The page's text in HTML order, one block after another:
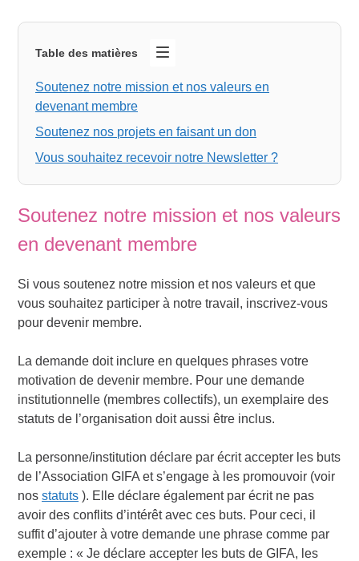
Table des matières
Soutenez notre mission et nos valeurs en
devenant membre
Soutenez nos projets en faisant un don
Vous souhaitez recevoir notre Newsletter ?
Soutenez notre mission et nos valeurs
en devenant membre
Si vous soutenez notre mission et nos valeurs et que
vous souhaitez participer à notre travail, inscrivez-vous
pour devenir membre.
La demande doit inclure en quelques phrases votre
motivation de devenir membre. Pour une demande
institutionnelle (membres collectifs), un exemplaire des
statuts de l’organisation doit aussi être inclus.
La personne/institution déclare par écrit accepter les buts
de l’Association GIFA et s’engage à les promouvoir (voir
nosstatuts ). Elle déclare également par écrit ne pas
avoir des conflits d’intérêt avec ces buts. Pour ceci, il
suffit d’ajouter à votre demande une phrase comme par
exemple : « Je déclare accepter les buts de GIFA, les